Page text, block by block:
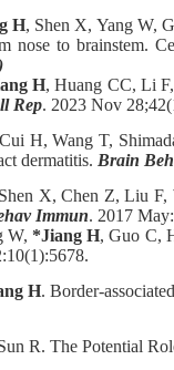
H, Shen X, Yang W,
nose to brainstem.
H, Huang CC, Li
Rep. 2023 Nov
H, Wang T,
dermatitis. Brain
X, Chen Z, Liu F,
Immun. 2017
W, *Jiang H, Guo C,
H. Border-
R. The Potential